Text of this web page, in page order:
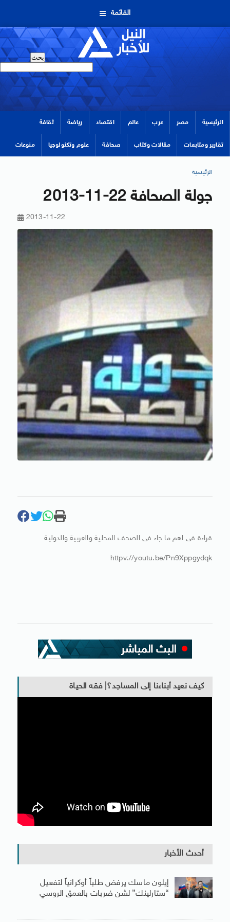
القائمة
الرئيسية مصر عرب عالم اقتصاد رياضة ثقافة
تقارير ومتابعات مقالات وكتاب صحافة علوم وتكنولوجيا منوعات
الرئيسية
جولة الصحافة 22-11-2013
2013-11-22
قراءة فى اهم ما جاء فى الصحف المحلية والعربية والدولية
httpv://youtu.be/Pn9Xppgydqk
كيف نعيد أبناءنا إلى المساجد؟| فقه الحياة
أحدث الأخبار
إيلون ماسك يرفض طلباً أوكرانياً لتفعيل
“ستارلينك” لشن ضربات بالعمق الروسي